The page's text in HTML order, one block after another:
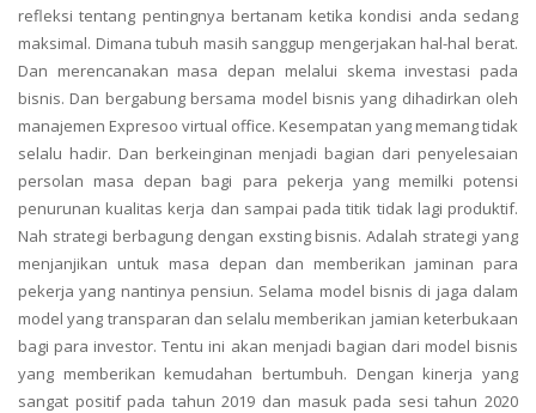
refleksi tentang pentingnya bertanam ketika kondisi anda sedang
maksimal. Dimana tubuh masih sanggup mengerjakan hal-hal berat.
Dan merencanakan masa depan melalui skema investasi pada
bisnis. Dan bergabung bersama model bisnis yang dihadirkan oleh
manajemen Expresoo virtual office. Kesempatan yang memang tidak
selalu hadir. Dan berkeinginan menjadi bagian dari penyelesaian
persolan masa depan bagi para pekerja yang memilki potensi
penurunan kualitas kerja dan sampai pada titik tidak lagi produktif.
Nah strategi berbagung dengan exsting bisnis. Adalah strategi yang
menjanjikan untuk masa depan dan memberikan jaminan para
pekerja yang nantinya pensiun. Selama model bisnis di jaga dalam
model yang transparan dan selalu memberikan jamian keterbukaan
bagi para investor. Tentu ini akan menjadi bagian dari model bisnis
yang memberikan kemudahan bertumbuh. Dengan kinerja yang
sangat positif pada tahun 2019 dan masuk pada sesi tahun 2020